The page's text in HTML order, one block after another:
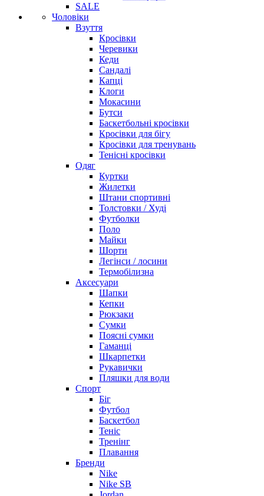
SALE
Чоловіки
Взуття
Кросівки
Черевики
Кеди
Сандалі
Капці
Клоги
Мокасини
Бутси
Баскетбольні кросівки
Кросівки для бігу
Кросівки для тренувань
Тенісні кросівки
Одяг
Куртки
Жилетки
Штани спортивні
Толстовки / Худі
Футболки
Поло
Майки
Шорти
Легінси / лосини
Термобілизна
Аксесуари
Шапки
Кепки
Рюкзаки
Сумки
Поясні сумки
Гаманці
Шкарпетки
Рукавички
Пляшки для води
Спорт
Біг
Футбол
Баскетбол
Теніс
Тренінг
Плавання
Бренди
Nike
Nike SB